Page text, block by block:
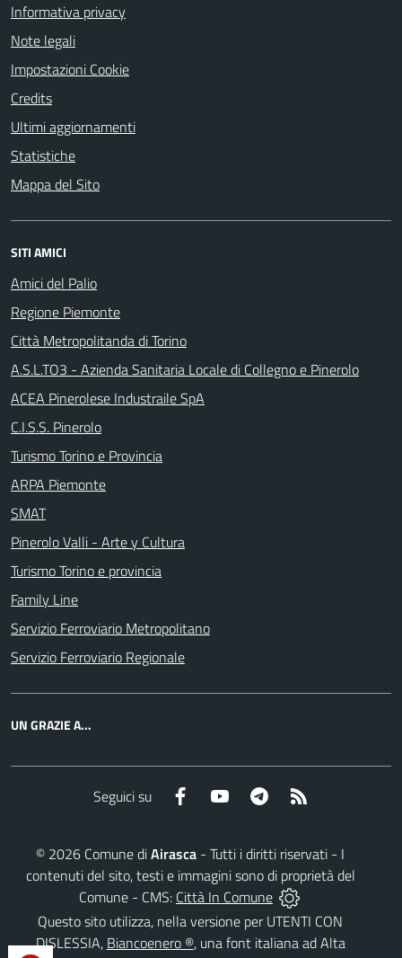
Informativa privacy
Note legali
Impostazioni Cookie
Credits
Ultimi aggiornamenti
Statistiche
Mappa del Sito
SITI AMICI
Amici del Palio
Regione Piemonte
Città Metropolitanda di Torino
A.S.L.TO3 - Azienda Sanitaria Locale di Collegno e Pinerolo
ACEA Pinerolese Industraile SpA
C.I.S.S. Pinerolo
Turismo Torino e Provincia
ARPA Piemonte
SMAT
Pinerolo Valli - Arte y Cultura
Turismo Torino e provincia
Family Line
Servizio Ferroviario Metropolitano
Servizio Ferroviario Regionale
UN GRAZIE A...
Seguici su Facebook YouTube Telegram
© 2026 Comune diAirasca - Tutti i diritti riservati - I
contenuti del sito, testi e immagini sono di proprietà del
Comune - CMS: Città In Comune
Questo sito utilizza, nella versione per UTENTI CON
DISLESSIA, Biancoenero ®, una font italiana ad Alta